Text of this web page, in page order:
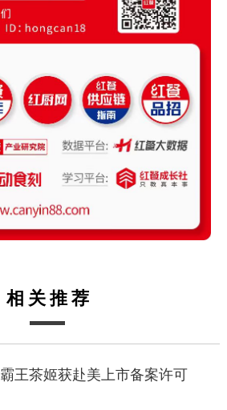
相关推荐
霸王茶姬获赴美上市备案许可